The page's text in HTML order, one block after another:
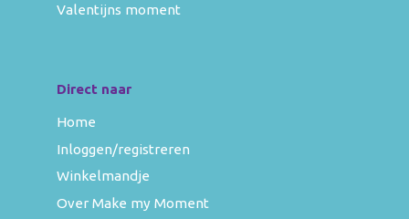
Valentijns moment
Direct naar
Home
Inloggen/registreren
Winkelmandje
Over Make my Moment